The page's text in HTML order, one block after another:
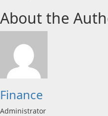
About the
Finance
Administrator